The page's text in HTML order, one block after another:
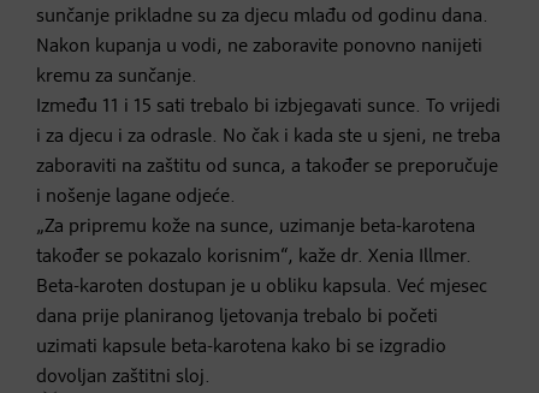
sunčanje prikladne su za djecu mlađu od godinu dana.
Nakon kupanja u vodi, ne zaboravite ponovno nanijeti
kremu za sunčanje.
Između 11 i 15 sati trebalo bi izbjegavati sunce. To vrijedi
i za djecu i za odrasle. No čak i kada ste u sjeni, ne treba
zaboraviti na zaštitu od sunca, a također se preporučuje
i nošenje lagane odjeće.
„Za pripremu kože na sunce, uzimanje beta-karotena
također se pokazalo korisnim“, kaže dr. Xenia Illmer.
Beta-karoten dostupan je u obliku kapsula. Već mjesec
dana prije planiranog ljetovanja trebalo bi početi
uzimati kapsule beta-karotena kako bi se izgradio
dovoljan zaštitni sloj.